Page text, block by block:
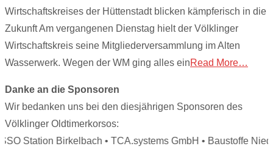
Wirtschaftskreises der Hüttenstadt blicken kämpferisch in die
Zukunft Am vergangenen Dienstag hielt der Völklinger
Wirtschaftskreis seine Mitgliederversammlung im Alten
Wasserwerk. Wegen der WM ging alles einRead More…
Danke an die Sponsoren
Wir bedanken uns bei den diesjährigen Sponsoren des
Völklinger Oldtimerkorsos:
Station Birkelbach • TCA.systems GmbH • Baustoffe